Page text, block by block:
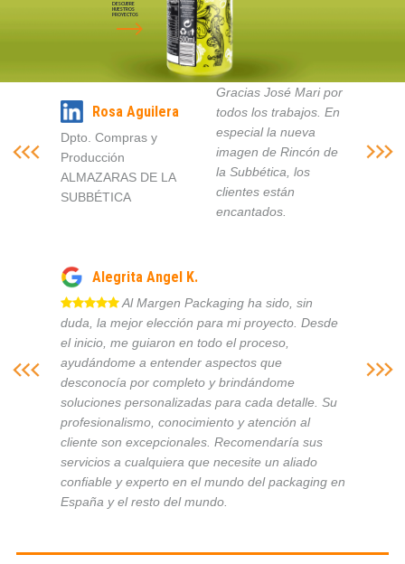
DESCUBRE
NUESTROS
PROYECTOS
Rosa Aguilera
Dpto. Compras y
Producción
ALMAZARAS DE LA
SUBBÉTICA
Gracias José Mari por
todos los trabajos. En
especial la nueva
imagen de Rincón de
la Subbética, los
clientes están
encantados.
Alegrita Angel K.
Al Margen Packaging ha sido, sin
duda, la mejor elección para mi proyecto. Desde
el inicio, me guiaron en todo el proceso,
ayudándome a entender aspectos que
desconocía por completo y brindándome
soluciones personalizadas para cada detalle. Su
profesionalismo, conocimiento y atención al
cliente son excepcionales. Recomendaría sus
servicios a cualquiera que necesite un aliado
confiable y experto en el mundo del packaging en
España y el resto del mundo.